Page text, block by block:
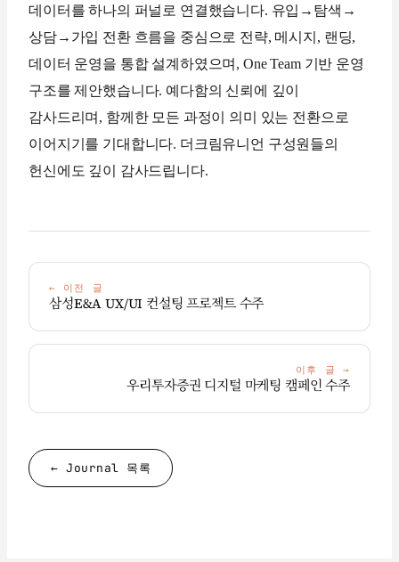
데이터를 하나의 퍼널로 연결했습니다. 유입→탐색→
상담→가입 전환 흐름을 중심으로 전략, 메시지, 랜딩,
데이터 운영을 통합 설계하였으며, One Team 기반 운영
구조를 제안했습니다. 예다함의 신뢰에 깊이
감사드리며, 함께한 모든 과정이 의미 있는 전환으로
이어지기를 기대합니다. 더크림유니언 구성원들의
헌신에도 깊이 감사드립니다.
← 이전 글
삼성E&A UX/UI 컨설팅 프로젝트 수주
이후 글 →
우리투자증권 디지털 마케팅 캠페인 수주
← Journal 목록